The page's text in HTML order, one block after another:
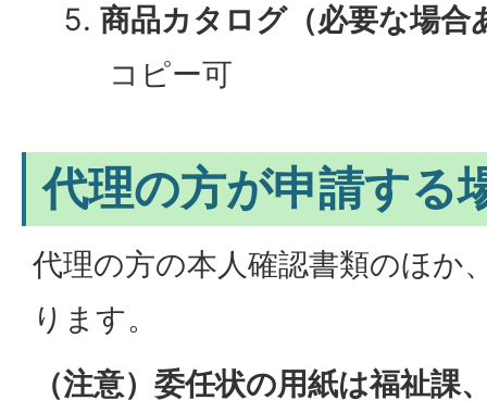
商品カタログ（必要な場合
コピー可
代理の方が申請する
代理の方の本人確認書類のほか
ります。
（注意）委任状の用紙は福祉課